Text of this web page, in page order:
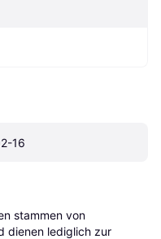
16
stammen von
dienen lediglich zur